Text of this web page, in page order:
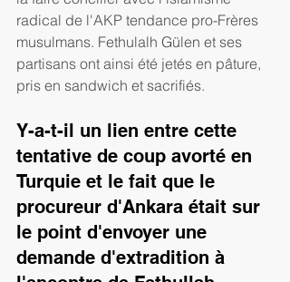
radical de l'AKP tendance pro-Frères
musulmans. Fethulalh Gülen et ses
partisans ont ainsi été jetés en pâture,
pris en sandwich et sacrifiés.
Y-a-t-il un lien entre cette
tentative de coup avorté en
Turquie et le fait que le
procureur d'Ankara était sur
le point d'envoyer une
demande d'extradition à